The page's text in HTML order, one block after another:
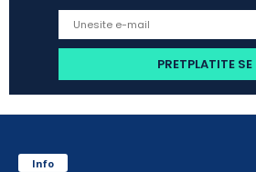
Info